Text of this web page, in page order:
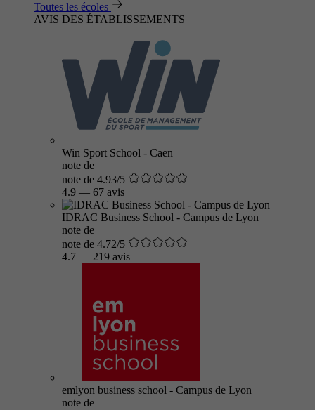
Toutes les écoles
AVIS DES ÉTABLISSEMENTS
Win Sport School - Caen
note de
note de 4.93/5
4.9 — 67 avis
IDRAC Business School - Campus de Lyon
note de
note de 4.72/5
4.7 — 219 avis
emlyon business school - Campus de Lyon
note de